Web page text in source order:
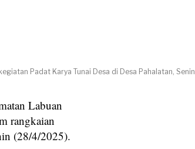
Padat Karya Tunai Desa di Desa Pahalatan, Senin
Labuan
rangkaian
(28/4/2025).